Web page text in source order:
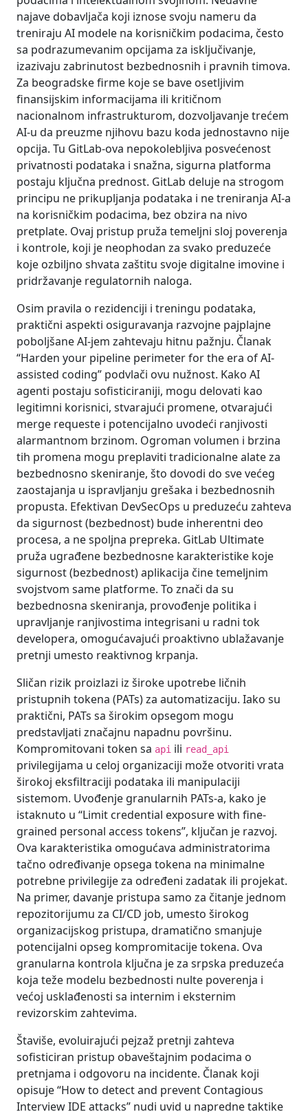
najave dobavljača koji iznose svoju nameru da
treniraju AI modele na korisničkim podacima, često
sa podrazumevanim opcijama za isključivanje,
izazivaju zabrinutost bezbednosnih i pravnih timova.
Za beogradske firme koje se bave osetljivim
finansijskim informacijama ili kritičnom
nacionalnom infrastrukturom, dozvoljavanje trećem
AI-u da preuzme njihovu bazu koda jednostavno nije
opcija. Tu GitLab-ova nepokolebljiva posvećenost
privatnosti podataka i snažna, sigurna platforma
postaju ključna prednost. GitLab deluje na strogom
principu ne prikupljanja podataka i ne treniranja AI-a
na korisničkim podacima, bez obzira na nivo
pretplate. Ovaj pristup pruža temeljni sloj poverenja
i kontrole, koji je neophodan za svako preduzeće
koje ozbiljno shvata zaštitu svoje digitalne imovine i
pridržavanje regulatornih naloga.
Osim pravila o rezidenciji i treningu podataka,
praktični aspekti osiguravanja razvojne pajplajne
poboljšane AI-jem zahtevaju hitnu pažnju. Članak
“Harden your pipeline perimeter for the era of AI-
assisted coding” podvlači ovu nužnost. Kako AI
agenti postaju sofisticiraniji, mogu delovati kao
legitimni korisnici, stvarajući promene, otvarajući
merge requeste i potencijalno uvodeći ranjivosti
alarmantnom brzinom. Ogroman volumen i brzina
tih promena mogu preplaviti tradicionalne alate za
bezbednosno skeniranje, što dovodi do sve većeg
zaostajanja u ispravljanju grešaka i bezbednosnih
propusta. Efektivan DevSecOps u preduzeću zahteva
da sigurnost (bezbednost) bude inherentni deo
procesa, a ne spoljna prepreka. GitLab Ultimate
pruža ugrađene bezbednosne karakteristike koje
sigurnost (bezbednost) aplikacija čine temeljnim
svojstvom same platforme. To znači da su
bezbednosna skeniranja, provođenje politika i
upravljanje ranjivostima integrisani u radni tok
developera, omogućavajući proaktivno ublažavanje
pretnji umesto reaktivnog krpanja.
Sličan rizik proizlazi iz široke upotrebe ličnih
pristupnih tokena (PATs) za automatizaciju. Iako su
praktični, PATs sa širokim opsegom mogu
predstavljati značajnu napadnu površinu.
Kompromitovani token sa api ili read_api
privilegijama u celoj organizaciji može otvoriti vrata
širokoj eksfiltraciji podataka ili manipulaciji
sistemom. Uvođenje granularnih PATs-a, kako je
istaknuto u “Limit credential exposure with fine-
grained personal access tokens”, ključan je razvoj.
Ova karakteristika omogućava administratorima
tačno određivanje opsega tokena na minimalne
potrebne privilegije za određeni zadatak ili projekat.
Na primer, davanje pristupa samo za čitanje jednom
repozitorijumu za CI/CD job, umesto širokog
organizacijskog pristupa, dramatično smanjuje
potencijalni opseg kompromitacije tokena. Ova
granularna kontrola ključna je za srpska preduzeća
koja teže modelu bezbednosti nulte poverenja i
većoj usklađenosti sa internim i eksternim
revizorskim zahtevima.
Štaviše, evoluirajući pejzaž pretnji zahteva
sofisticiran pristup obaveštajnim podacima o
pretnjama i odgovoru na incidente. Članak koji
opisuje “How to detect and prevent Contagious
Interview IDE attacks” nudi uvid u napredne taktike